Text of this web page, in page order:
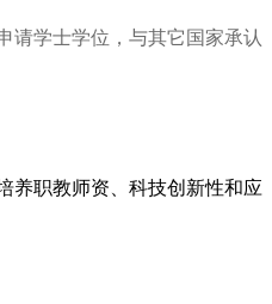
请学士学位，与其它国家承认
养职教师资、科技创新性和应